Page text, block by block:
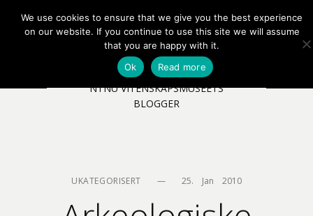
MENY EN NB
NTNU VITENSKAPSMUSEETS
BLOGGER
UKATEGORISERT — 25.    Jan    2010
We use cookies to ensure that we give you the best experience
on our website. If you continue to use this site we will assume
that you are happy with it.
Ok
Read more